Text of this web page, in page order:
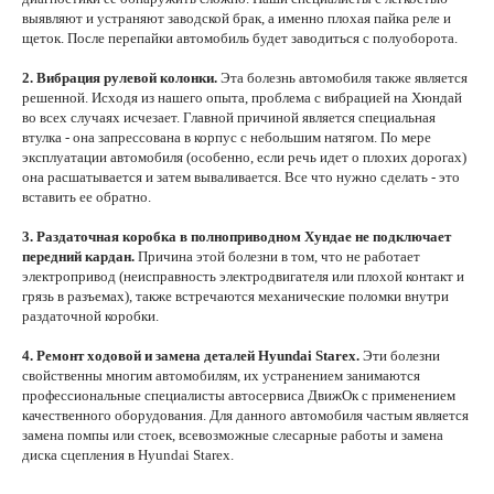
выявляют и устраняют заводской брак, а именно плохая пайка реле и
щеток. После перепайки автомобиль будет заводиться с полуоборота.
2. Вибрация рулевой колонки. Эта болезнь автомобиля также является
решенной. Исходя из нашего опыта, проблема с вибрацией на Хюндай
во всех случаях исчезает. Главной причиной является специальная
втулка - она запрессована в корпус с небольшим натягом. По мере
эксплуатации автомобиля (особенно, если речь идет о плохих дорогах)
она расшатывается и затем вываливается. Все что нужно сделать - это
вставить ее обратно.
3. Раздаточная коробка в полноприводном Хундае не подключает
передний кардан. Причина этой болезни в том, что не работает
электропривод (неисправность электродвигателя или плохой контакт и
грязь в разъемах), также встречаются механические поломки внутри
раздаточной коробки.
4. Ремонт ходовой и замена деталей Hyundai Starex. Эти болезни
свойственны многим автомобилям, их устранением занимаются
профессиональные специалисты автосервиса ДвижОк с применением
качественного оборудования. Для данного автомобиля частым является
замена помпы или стоек, всевозможные слесарные работы и замена
диска сцепления в Hyundai Starex.